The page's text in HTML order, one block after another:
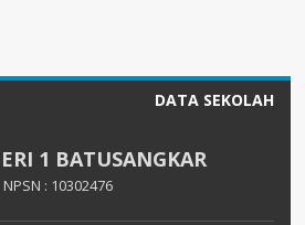
DATA SEKOLAH
1 BATUSANGKAR
NPSN : 10302476